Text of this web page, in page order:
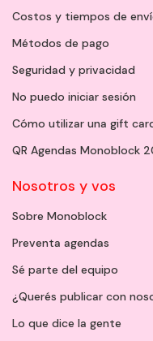
Costos y tiempos de
Métodos de pago
Seguridad y privacidad
No puedo iniciar sesión
Cómo utilizar una gift
QR Agendas Monoblock
Nosotros y vos
Sobre Monoblock
Preventa agendas
Sé parte del equipo
¿Querés publicar con
Lo que dice la gente